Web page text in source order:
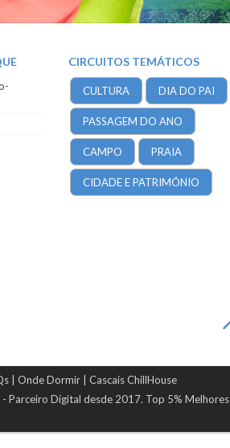
CIRCUITOS TEMÁTICOS
CULTURA DIA DO PAI
PASSAGEM DO ANO
CAMPO PRAIA
CIDADE E PATRIMÓNIO
| Onde Dormir | Cascais ChillHouse
- Parceiro Digital desde 2017. Top 5% Melhores